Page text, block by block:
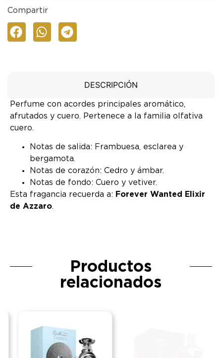
Compartir
DESCRIPCIÓN
Perfume con acordes principales aromático,
afrutados y cuero. Pertenece a la familia olfativa
cuero.
Notas de salida: Frambuesa, esclarea y
bergamota.
Notas de corazón: Cedro y ámbar.
Notas de fondo: Cuero y vetiver.
Esta fragancia recuerda a: Forever Wanted Elixir
de Azzaro.
Productos
relacionados